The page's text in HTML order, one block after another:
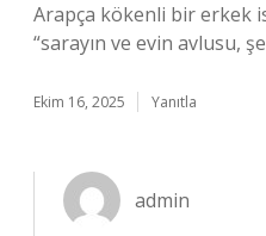
Arapça kökenli bir erkek
“sarayın ve evin avlusu,
Ekim 16, 2025 Yanıtla
admin